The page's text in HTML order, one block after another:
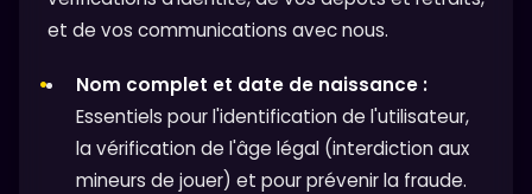
et de vos communications avec nous.
Nom complet et date de naissance :
Essentiels pour l'identification de l'utilisateur,
la vérification de l'âge légal (interdiction aux
mineurs de jouer) et pour prévenir la fraude.